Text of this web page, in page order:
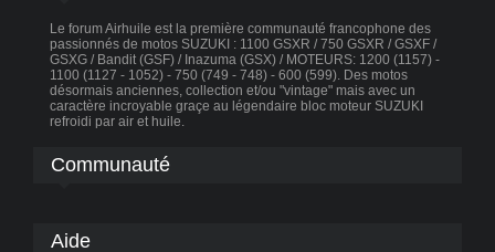
Le forum Airhuile est la première communauté francophone des
passionnés de motos SUZUKI : 1100 GSXR / 750 GSXR / GSXF /
GSXG / Bandit (GSF) / Inazuma (GSX) / MOTEURS: 1200 (1157) -
1100 (1127 - 1052) - 750 (749 - 748) - 600 (599). Des motos
désormais anciennes, collection et/ou "vintage" mais avec un
caractère incroyable graçe au légendaire bloc moteur SUZUKI
refroidi par air et huile.
Communauté
Aide